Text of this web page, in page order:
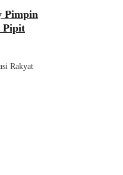
Pimpin
Pipit
Rakyat